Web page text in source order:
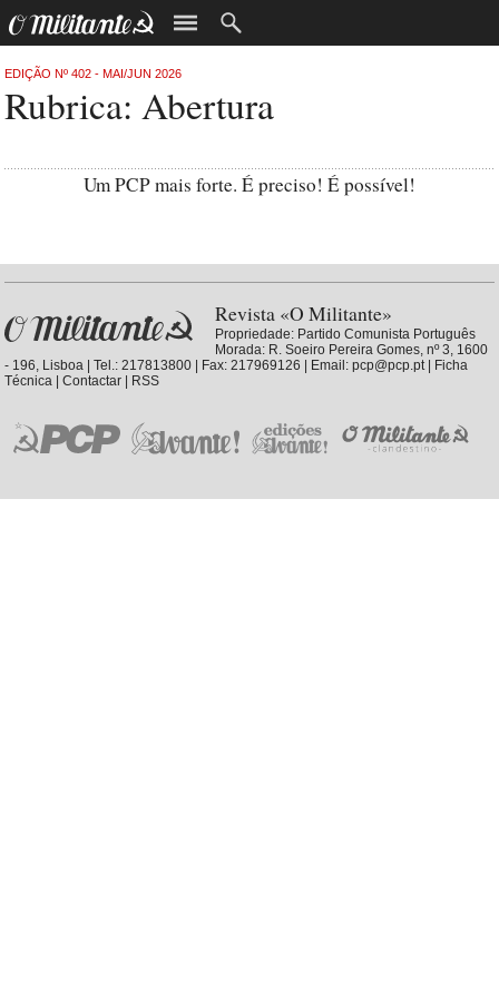
EDIÇÃO Nº 402 - MAI/JUN 2026
Rubrica: Abertura
Um PCP mais forte. É preciso! É possível!
Revista «O Militante»
Propriedade: Partido Comunista Português
Morada: R. Soeiro Pereira Gomes, nº 3, 1600
- 196, Lisboa | Tel.: 217813800 | Fax: 217969126 | Email: pcp@pcp.pt |
Ficha
Técnica |Contactar RSS